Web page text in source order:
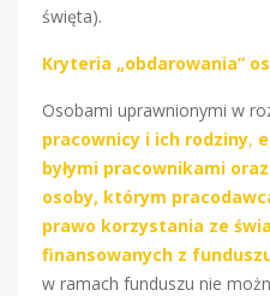
święta).
Kryteria „obdarowania”
Osobami uprawnionymi w
pracownicy i ich rodziny,
byłymi pracownikami
osoby, którym
prawo korzystania ze
finansowanych z
w ramach funduszu nie